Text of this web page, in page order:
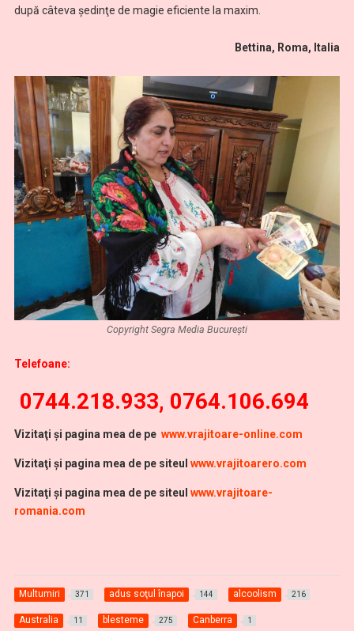
după câteva şedinţe de magie eficiente la maxim.
Bettina, Roma, Italia
Copyright Segra Media București
Telefoane:
0744.218.933, 0764.106.694
Vizitaţi şi pagina mea de pe www.vrajitoare-online.com
Vizitaţi şi pagina mea de pe siteul www.vrajitoarero.com
Vizitaţi şi pagina mea de pe siteul www.vrajitoare-
romania.com
Multumiri 371 adus soţul înapoi 144 alcoolism 216
Australia 11 blesteme 275 Canberra 1